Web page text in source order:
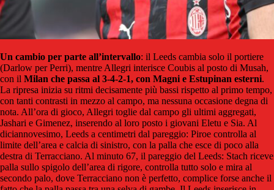
Un cambio per parte all’intervallo: il Leeds cambia solo il portiere
(Darlow per Perri), mentre Allegri interisce Coubis al posto di Musah,
con il Milan che passa al 3-4-2-1, con Magni e Estupinan esterni.
La ripresa inizia su ritmi decisamente più bassi rispetto al primo tempo,
con tanti contrasti in mezzo al campo, ma nessuna occasione degna di
nota. All’ora di gioco, Allegri toglie dal campo gli ultimi aggregati,
Jashari e Gimenez, inserendo al loro posto i giovani Eletu e Sia. Al
diciannovesimo, Leeds a centimetri dal pareggio: Piroe controlla al
limite dell’area e calcia di sinistro, con la palla che esce di poco alla
destra di Terracciano. Al minuto 67, il pareggio del Leeds: Stach riceve
palla sullo spigolo dell’area di rigore, controlla tutto solo e mira al
secondo palo, dove Terracciano non è perfetto, complice forse anche il